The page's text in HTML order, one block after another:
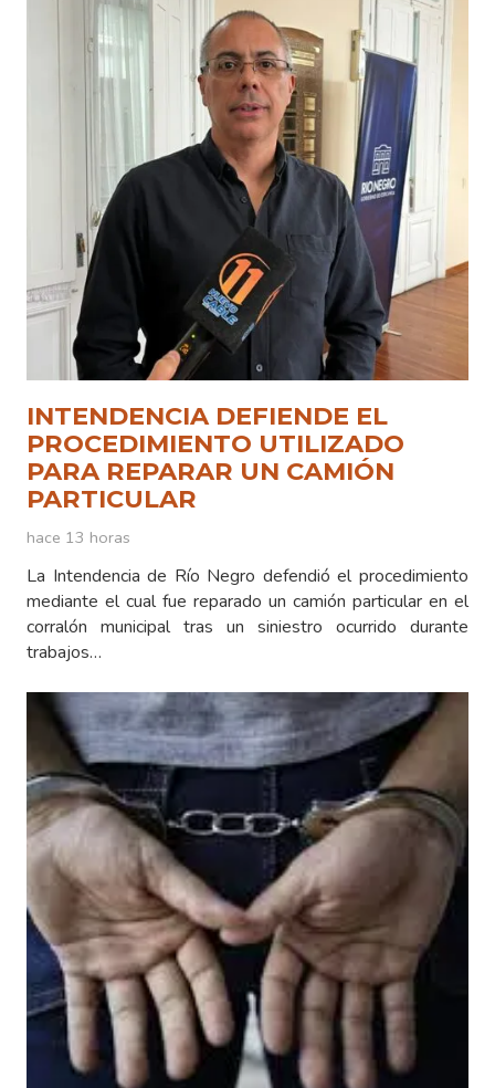
INTENDENCIA DEFIENDE EL
PROCEDIMIENTO UTILIZADO
PARA REPARAR UN CAMIÓN
PARTICULAR
hace 13 horas
La Intendencia de Río Negro defendió el procedimiento
mediante el cual fue reparado un camión particular en el
corralón municipal tras un siniestro ocurrido durante
trabajos…